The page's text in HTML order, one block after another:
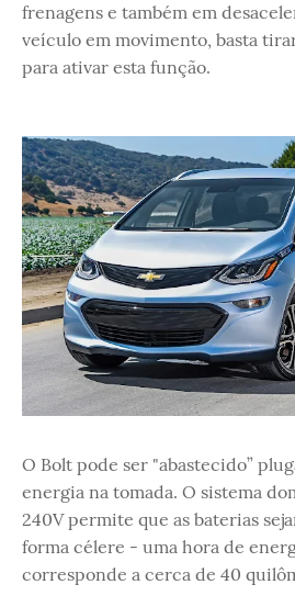
frenagens e também em
veículo em movimento, basta
para ativar esta função.
O Bolt pode ser "abastecido”
energia na tomada. O sistema
240V permite que as baterias
forma célere - uma hora de
corresponde a cerca de 40